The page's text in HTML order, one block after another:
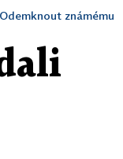
Odemknout známému